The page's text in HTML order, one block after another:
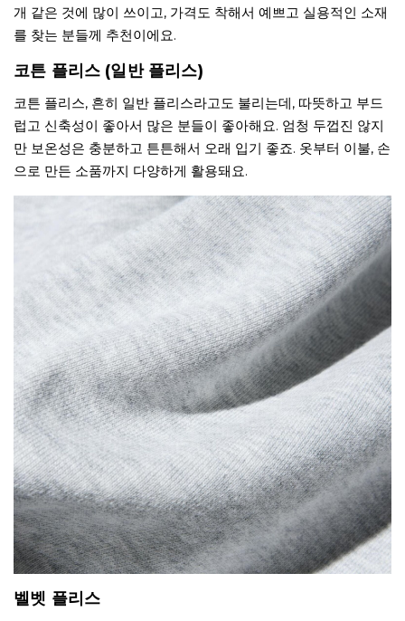
개 같은 것에 많이 쓰이고, 가격도 착해서 예쁘고 실용적인 소재
를 찾는 분들께 추천이에요.
코튼 플리스 (일반 플리스)
코튼 플리스, 흔히 일반 플리스라고도 불리는데, 따뜻하고 부드
럽고 신축성이 좋아서 많은 분들이 좋아해요. 엄청 두껍진 않지
만 보온성은 충분하고 튼튼해서 오래 입기 좋죠. 옷부터 이불, 손
으로 만든 소품까지 다양하게 활용돼요.
벨벳 플리스